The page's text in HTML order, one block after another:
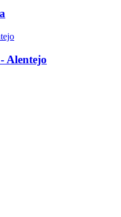
Alentejo